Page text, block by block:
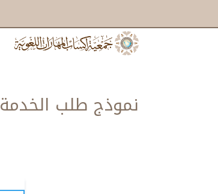
نموذج طلب الخدمة